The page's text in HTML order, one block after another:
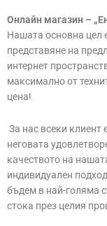
Онлайн магазин –
Нашата основна цел
представяне на
интернет
максимално от
цена!
За нас всеки клиент
неговата
качеството на
индивидуален
бъдем в най-голяма
стока през целия